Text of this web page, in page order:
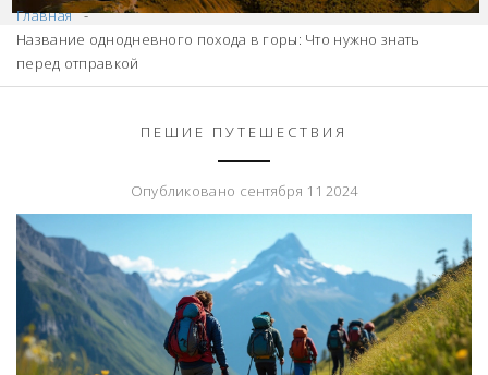
Главная
Название однодневного похода в горы: Что нужно знать
перед отправкой
ПЕШИЕ ПУТЕШЕСТВИЯ
Опубликовано сентября 11 2024